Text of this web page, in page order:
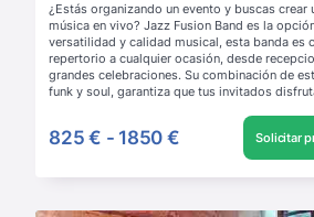
¿Estás organizando un evento y buscas crear
música en vivo? Jazz Fusion Band es la
versatilidad y calidad musical, esta banda es
repertorio a cualquier ocasión, desde
grandes celebraciones. Su combinación de
funk y soul, garantiza que tus invitados
Leer más
825 € - 1850 € Solicitar